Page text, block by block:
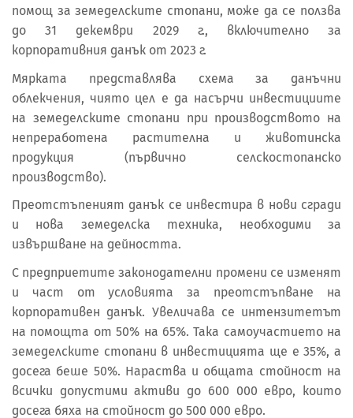
помощ за земеделските стопани, може да се ползва
до 31 декември 2029 г., включително за
корпоративния данък от 2023 г.
Мярката представлява схема за данъчни
облекчения, чиято цел е да насърчи инвестициите
на земеделските стопани при производството на
непреработена растителна и животинска
продукция (първично селскостопанско
производство).
Преотстъпеният данък се инвестира в нови сгради
и нова земеделска техника, необходими за
извършване на дейността.
С предприетите законодателни промени се изменят
и част от условията за преотстъпване на
корпоративен данък. Увеличава се интензитетът
на помощта от 50% на 65%. Така самоучастието на
земеделските стопани в инвестицията ще е 35%, а
досега беше 50%. Нараства и общата стойност на
всички допустими активи до 600 000 евро, които
досега бяха на стойност до 500 000 евро.